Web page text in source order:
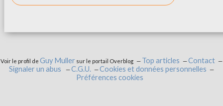
Voir le profil de Guy Muller sur le portail Overblog Top articles
Contact
Signaler un abus
C.G.U.
Cookies et données personnelles
Préférences cookies